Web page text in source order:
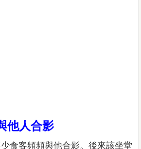
他人合影
食客頻頻與他合影。後來該坐堂